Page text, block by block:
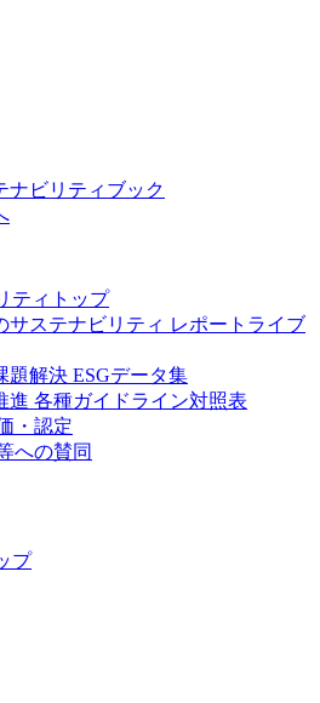
ナビリティブック
ティトップ
サステナビリティ レポートライブ
題解決 ESGデータ集
進 各種ガイドライン対照表
・認定
への賛同
プ